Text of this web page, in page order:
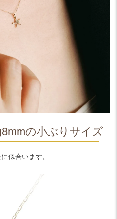
の小ぶりサイズ
似合います。